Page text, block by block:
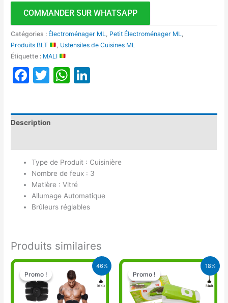
COMMANDER SUR WHATSAPP
Catégories : Électroménager ML Petit Électroménager ML
Produits BLT
Ustensiles de Cuisines ML
Étiquette : MALI
Facebook
TwitterWhatsApp
Description
Type de Produit : Cuisinière
Nombre de feux : 3
Matière : Vitré
Allumage Automatique
Brûleurs réglables
Produits similaires
46%
Promo !
Promo !
Le
prix
initial
était :
28.000 CFA.
Le
prix
actuel
est :
15.000 CFA.
18%
Promo !
Promo !
Le
prix
initial
était :
17.000 CFA.
Le
14.000 CFA.